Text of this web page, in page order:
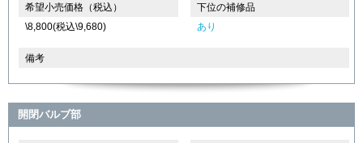
希望小売価格（税込）
\8,800(税込\9,680)
下位の補修品
あり
備考
開閉バルブ部